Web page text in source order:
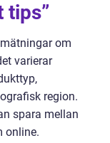
tips”
om
varierar
region.
spara mellan
online.